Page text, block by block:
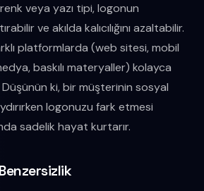
veya yazı tipi, logonun
ve akılda kalıcılığını azaltabilir.
platformlarda (web sitesi, mobil
baskılı materyaller) kolayca
Düşünün ki, bir müşterinin sosyal
logonuzu fark etmesi
sadelik hayat kurtarır.